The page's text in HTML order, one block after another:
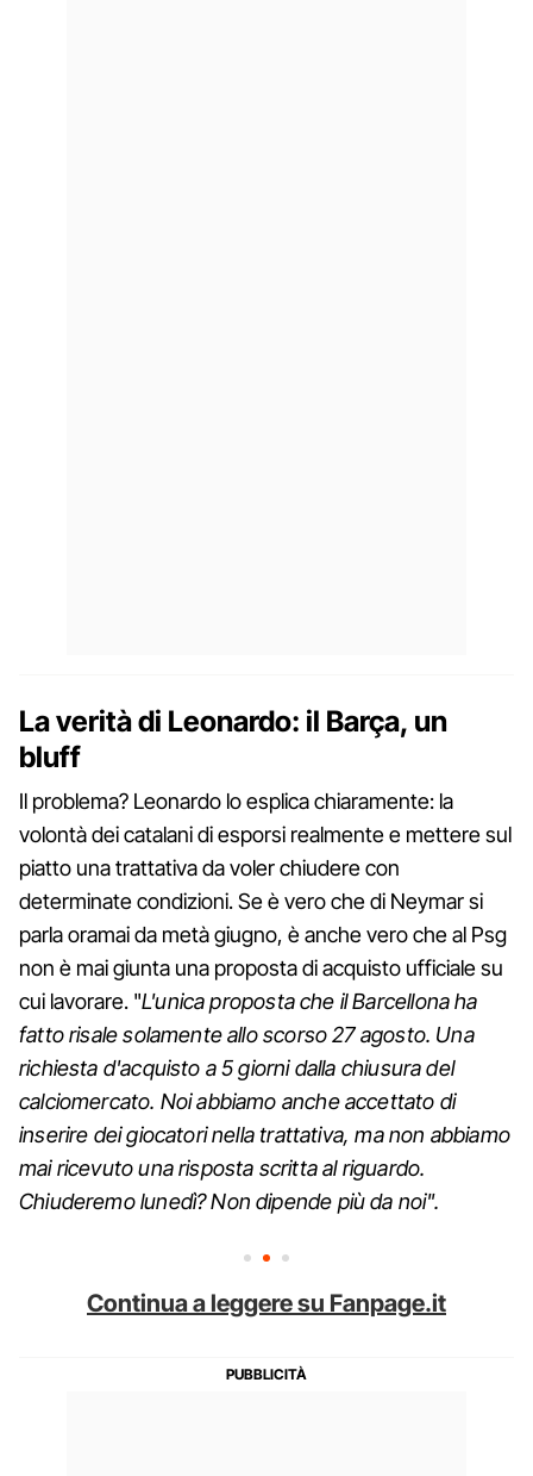
La verità di Leonardo: il Barça, un
bluff
Il problema? Leonardo lo esplica chiaramente: la
volontà dei catalani di esporsi realmente e mettere sul
piatto una trattativa da voler chiudere con
determinate condizioni. Se è vero che di Neymar si
parla oramai da metà giugno, è anche vero che al Psg
non è mai giunta una proposta di acquisto ufficiale su
cui lavorare. "L'unica proposta che il Barcellona ha
fatto risale solamente allo scorso 27 agosto. Una
richiesta d'acquisto a 5 giorni dalla chiusura del
calciomercato. Noi abbiamo anche accettato di
inserire dei giocatori nella trattativa, ma non abbiamo
mai ricevuto una risposta scritta al riguardo.
Chiuderemo lunedì? Non dipende più da noi".
Continua a leggere su Fanpage.it